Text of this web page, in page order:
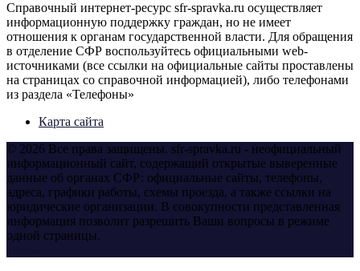
Справочный интернет-ресурс sfr-spravka.ru осуществляет
информационную поддержку граждан, но не имеет
отношения к органам государственной власти. Для обращения
в отделение СФР воспользуйтесь официальными web-
источниками (все ссылки на официальные сайты проставлены
на страницах со справочной информацией), либо телефонами
из раздела «Телефоны»
Карта сайта
© 2026 Все права защищены. sfr-spravka.ru - неофициальный
информационный сайт, содержащий открытые выверенные
данные об органах СФР: официальные сайты, телефоны,
адреса, графики работы, схемы проезда, а также ссылки на
юридические организации. В совокупности представленная
информация позволит разрешить Ваши вопросы в режиме
одной страницы.